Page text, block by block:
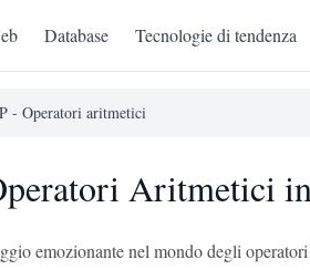
Database Tecnologie di tendenza
- Operatori aritmetici
Aritmetici
emozionante nel mondo degli